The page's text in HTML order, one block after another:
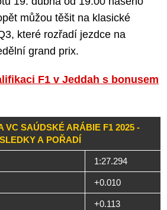
můžou těšit na klasické
které rozřadí jezdce na
grand prix.
F1 v Jeddah s bonusem
VC SAÚDSKÉ ARÁBIE F1 2025 -
A POŘADÍ
1:27.294
+0.010
+0.113